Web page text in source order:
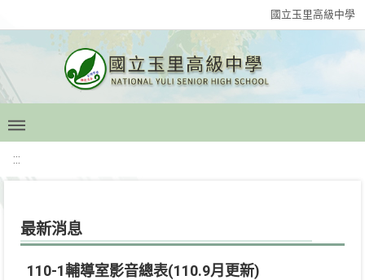
國立玉里高級中學
:::
最新消息
110-1輔導室影音總表(110.9月更新)